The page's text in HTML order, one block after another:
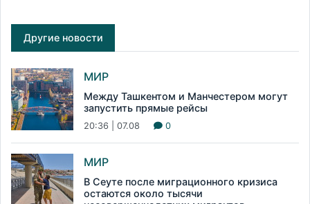
Другие новости
МИР
Между Ташкентом и Манчестером могут
запустить прямые рейсы
20:36 | 07.08 0
МИР
В Сеуте после миграционного кризиса
остаются около тысячи